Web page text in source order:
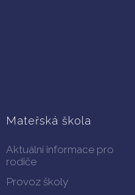
Mateřská škola
Aktuální informace pro
rodiče
Provoz školy